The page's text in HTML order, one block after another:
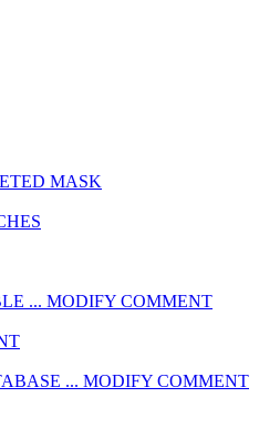
MASK
... MODIFY COMMENT
... MODIFY COMMENT